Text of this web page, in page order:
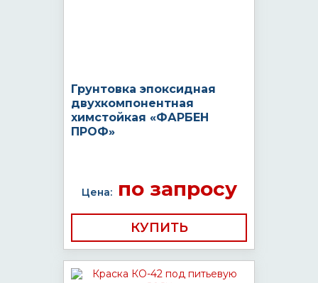
Грунтовка эпоксидная
двухкомпонентная
химстойкая «ФАРБЕН
ПРОФ»
Цена:по запросу
КУПИТЬ